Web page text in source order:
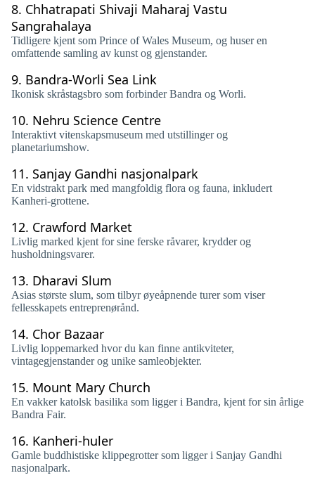
8. Chhatrapati Shivaji Maharaj Vastu
Sangrahalaya
Tidligere kjent som Prince of Wales Museum, og huser en
omfattende samling av kunst og gjenstander.
9. Bandra-Worli Sea Link
Ikonisk skråstagsbro som forbinder Bandra og Worli.
10. Nehru Science Centre
Interaktivt vitenskapsmuseum med utstillinger og
planetariumshow.
11. Sanjay Gandhi nasjonalpark
En vidstrakt park med mangfoldig flora og fauna, inkludert
Kanheri-grottene.
12. Crawford Market
Livlig marked kjent for sine ferske råvarer, krydder og
husholdningsvarer.
13. Dharavi Slum
Asias største slum, som tilbyr øyeåpnende turer som viser
fellesskapets entreprenørånd.
14. Chor Bazaar
Livlig loppemarked hvor du kan finne antikviteter,
vintagegjenstander og unike samleobjekter.
15. Mount Mary Church
En vakker katolsk basilika som ligger i Bandra, kjent for sin årlige
Bandra Fair.
16. Kanheri-huler
Gamle buddhistiske klippegrotter som ligger i Sanjay Gandhi
nasjonalpark.